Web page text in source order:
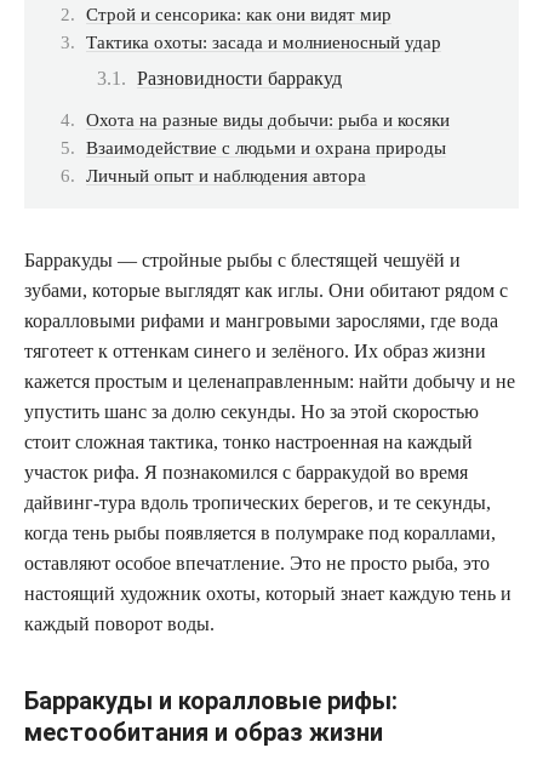
Строй и сенсорика: как они видят мир
Тактика охоты: засада и молниеносный удар
Разновидности барракуд
Охота на разные виды добычи: рыба и косяки
Взаимодействие с людьми и охрана природы
Личный опыт и наблюдения автора
Барракуды — стройные рыбы с блестящей чешуёй и
зубами, которые выглядят как иглы. Они обитают рядом с
коралловыми рифами и мангровыми зарослями, где вода
тяготеет к оттенкам синего и зелёного. Их образ жизни
кажется простым и целенаправленным: найти добычу и не
упустить шанс за долю секунды. Но за этой скоростью
стоит сложная тактика, тонко настроенная на каждый
участок рифа. Я познакомился с барракудой во время
дайвинг-тура вдоль тропических берегов, и те секунды,
когда тень рыбы появляется в полумраке под кораллами,
оставляют особое впечатление. Это не просто рыба, это
настоящий художник охоты, который знает каждую тень и
каждый поворот воды.
Барракуды и коралловые рифы:
местообитания и образ жизни